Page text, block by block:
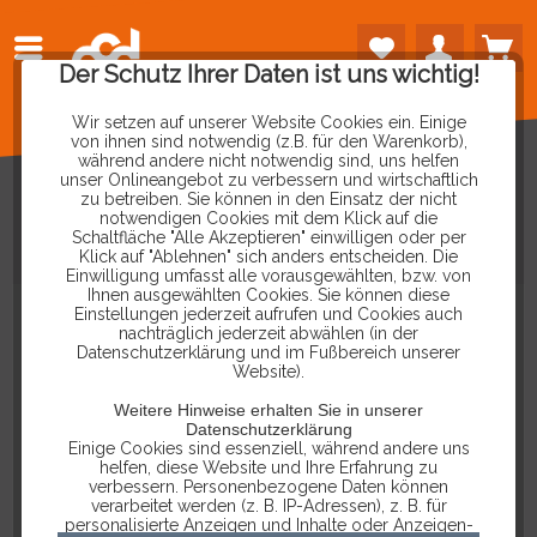
Der Schutz Ihrer Daten ist uns wichtig!
Wir setzen auf unserer Website Cookies ein. Einige
von ihnen sind notwendig (z.B. für den Warenkorb),
während andere nicht notwendig sind, uns helfen
unser Onlineangebot zu verbessern und wirtschaftlich
zu betreiben. Sie können in den Einsatz der nicht
notwendigen Cookies mit dem Klick auf die
Schaltfläche "Alle Akzeptieren" einwilligen oder per
Klick auf "Ablehnen" sich anders entscheiden. Die
Einwilligung umfasst alle vorausgewählten, bzw. von
Ihnen ausgewählten Cookies. Sie können diese
Einstellungen jederzeit aufrufen und Cookies auch
nachträglich jederzeit abwählen (in der
Datenschutzerklärung und im Fußbereich unserer
Website).
Weitere Hinweise erhalten Sie in unserer
Datenschutzerklärung
Einige Cookies sind essenziell, während andere uns
helfen, diese Website und Ihre Erfahrung zu
verbessern. Personenbezogene Daten können
verarbeitet werden (z. B. IP-Adressen), z. B. für
personalisierte Anzeigen und Inhalte oder Anzeigen-
AKTIVE 5M USB VERLÄNGERUNG